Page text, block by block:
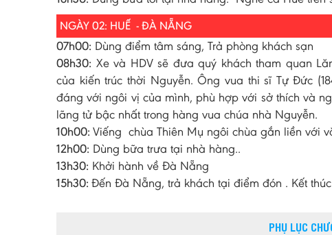
NGÀY 02: HUẾ - ĐÀ NẴNG
07h00: Dùng điểm tâm sáng, Trả phòng khách sạn
08h30: Xe và HDV sẽ đưa quý khách tham quan
của kiến trúc thời Nguyễn. Ông vua thi sĩ Tự Đức
đáng với ngôi vị của mình, phù hợp với sở thích và
lãng tử bậc nhất trong hàng vua chúa nhà Nguyễn.
10h00: Viếng chùa Thiên Mụ ngôi chùa gắn liền với
12h00: Dùng bữa trưa tại nhà hàng..
13h30: Khởi hành về Đà Nẵng
15h30: Đến Đà Nẵng, trả khách tại điểm đón . Kết
PHỤ LỤC